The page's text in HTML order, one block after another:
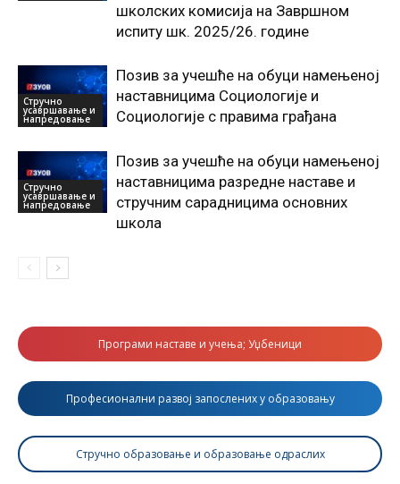
школских комисија на Завршном
испиту шк. 2025/26. године
Стручно
усавршавање и
напредовање
Позив за учешће на обуци намењеној
наставницима Социологије и
Социологије с правима грађана
Стручно
усавршавање и
напредовање
Позив за учешће на обуци намењеној
наставницима разредне наставе и
стручним сарадницима основних
школа
Програми наставе и учења; Уџбеници
Професионални развој запослених у образовању
Стручно образовање и образовање одраслих